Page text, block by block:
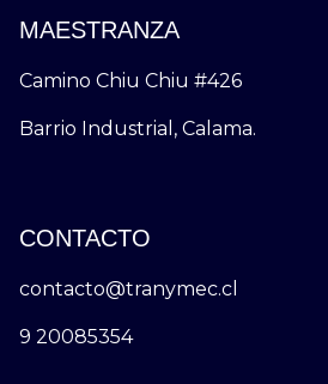
MAESTRANZA
Camino Chiu Chiu #426
Barrio Industrial, Calama.
CONTACTO
contacto@tranymec.cl
9 20085354